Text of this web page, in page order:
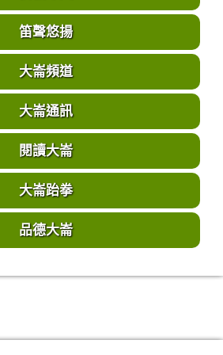
笛聲悠揚
大崙頻道
大崙通訊
閱讀大崙
大崙跆拳
品德大崙